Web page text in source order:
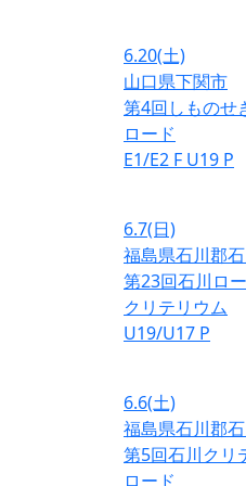
6.20(土)
山口県下関市
第4回しものせ
ロード
E1/E2 F U19 P
6.7(日)
福島県石川郡
第23回石川ロ
クリテリウム
U19/U17 P
6.6(土)
福島県石川郡
第5回石川クリ
ロード